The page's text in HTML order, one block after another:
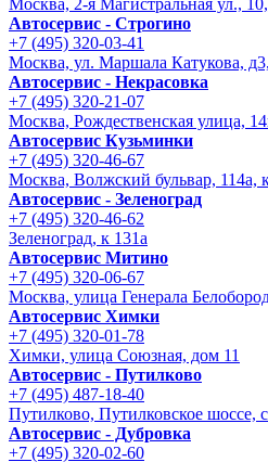
Автосервис - Строгино
+7 (495) 320-03-41
Москва, ул. Маршала Катукова,
Автосервис - Некрасовка
+7 (495) 320-21-07
Москва, Рождественская улица,
Автосервис Кузьминки
+7 (495) 320-46-67
Москва, Волжский бульвар, 114а,
Автосервис - Зеленоград
+7 (495) 320-46-62
Зеленоград, к 131а
Автосервис Митино
+7 (495) 320-06-67
Москва, улица Генерала
Автосервис Химки
+7 (495) 320-01-78
Химки, улица Союзная, дом 11
Автосервис - Путилково
+7 (495) 487-18-40
Путилково, Путилковское шоссе,
Автосервис - Дубровка
+7 (495) 320-02-60